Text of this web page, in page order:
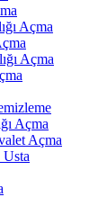
Açma
Açma
Açma
Açma
Usta